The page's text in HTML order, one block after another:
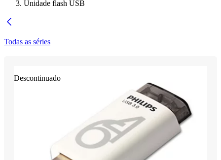
Unidade flash USB
Todas as séries
Descontinuado